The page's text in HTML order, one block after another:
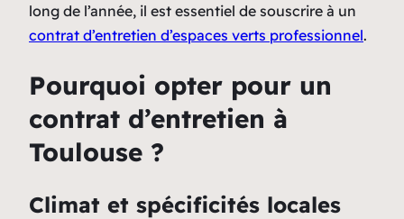
long de l’année, il est essentiel de souscrire à un
contrat d’entretien d’espaces verts professionnel.
Pourquoi opter pour un
contrat d’entretien à
Toulouse ?
Climat et spécificités locales